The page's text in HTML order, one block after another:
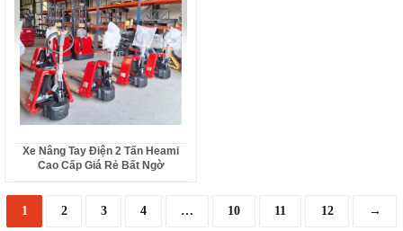
Xe Nâng Tay Điện 2 Tấn Heami
Cao Cấp Giá Rẻ Bất Ngờ
1 2 3 4 … 10 11 12 →